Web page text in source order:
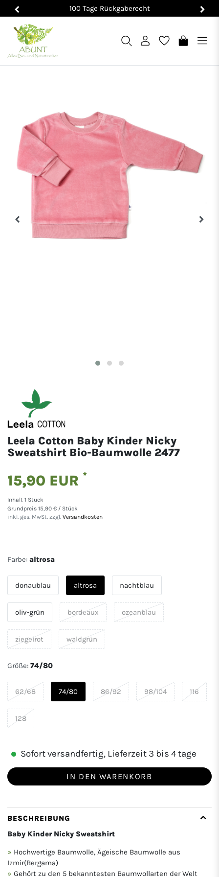
100 Tage Rückgaberecht
Leela Cotton Baby Kinder Nicky
Sweatshirt Bio-Baumwolle 2477
15,90 EUR *
Inhalt 1 Stück
Grundpreis 15,90 € / Stück
inkl. ges. MwSt. zzgl. Versandkosten
Farbe: altrosa
donaublau altrosa nachtblau
oliv-grün bordeaux ozeanblau
ziegelrot waldgrün
Größe: 74/80
62/68 74/80 86/92 98/104 116
128
Sofort versandfertig, Lieferzeit 3 bis 4 tage
IN DEN WARENKORB
BESCHREIBUNG
Baby Kinder Nicky Sweatshirt
Hochwertige Baumwolle, Ägeische Baumwolle aus
Izmir(Bergama)
Gehört zu den 5 bekanntesten Baumwollarten der Welt